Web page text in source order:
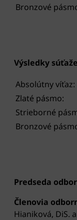
Bronzové
Výsledky
Absolútny víťaz:
Zlaté pásmo:
Strieborné
Bronzové
Predseda
Členovia
Hianiková, DiS.